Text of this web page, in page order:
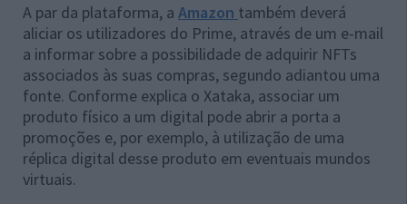
A par da plataforma, a Amazon também deverá
aliciar os utilizadores do Prime, através de um e-mail
a informar sobre a possibilidade de adquirir NFTs
associados às suas compras, segundo adiantou uma
fonte. Conforme explica o Xataka, associar um
produto físico a um digital pode abrir a porta a
promoções e, por exemplo, à utilização de uma
réplica digital desse produto em eventuais mundos
virtuais.